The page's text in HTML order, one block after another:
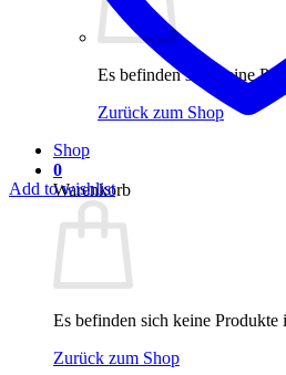
Es befinden sich keine
Zurück zum Shop
Shop
0
Warenkorb
Es befinden sich keine Produkte
Zurück zum Shop
Add to wishlist